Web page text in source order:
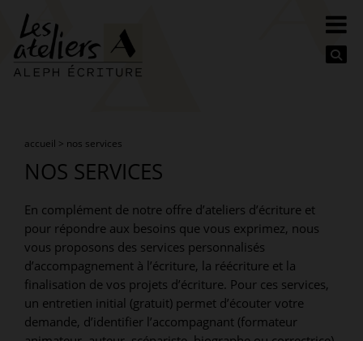
accueil > nos services
NOS SERVICES
En complément de notre offre d’ateliers d’écriture et
pour répondre aux besoins que vous exprimez, nous
vous proposons des services personnalisés
d’accompagnement à l’écriture, la réécriture et la
finalisation de vos projets d’écriture. Pour ces services,
un entretien initial (gratuit) permet d’écouter votre
demande, d’identifier l’accompagnant (formateur